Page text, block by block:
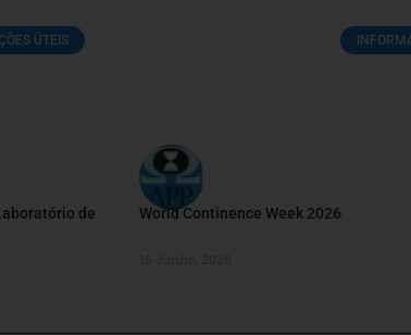
ÚTEIS
de
World Continence Week 2026